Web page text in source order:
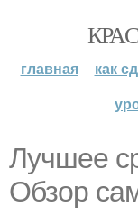
главная как
Лучшее
Обзор